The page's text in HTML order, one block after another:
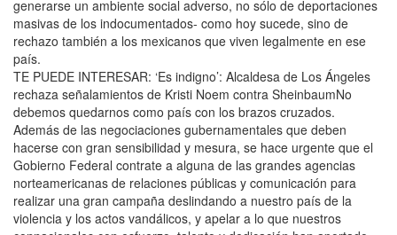
generarse un ambiente social adverso, no sólo de deportaciones
masivas de los indocumentados- como hoy sucede, sino de
rechazo también a los mexicanos que viven legalmente en ese
país.
TE PUEDE INTERESAR: ‘Es indigno’: Alcaldesa de Los Ángeles
rechaza señalamientos de Kristi Noem contra SheinbaumNo
debemos quedarnos como país con los brazos cruzados.
Además de las negociaciones gubernamentales que deben
hacerse con gran sensibilidad y mesura, se hace urgente que el
Gobierno Federal contrate a alguna de las grandes agencias
norteamericanas de relaciones públicas y comunicación para
realizar una gran campaña deslindando a nuestro país de la
violencia y los actos vandálicos, y apelar a lo que nuestros